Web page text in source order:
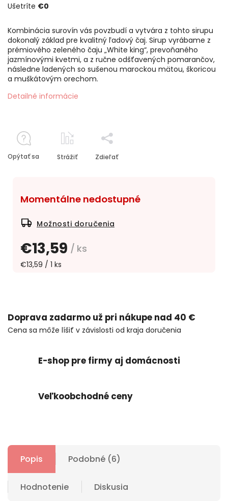
€13,59 / ks
€13,59 / 1 ks
Momentálne nedostupné
Možnosti doručenia
Ušetríte €0
Kombinácia surovín vás povzbudí a vytvára z tohto sirupu
dokonalý základ pre kvalitný ľadový čaj. Sirup vyrábame z
prémiového zeleného čaju „White king“, prevoňaného
jazmínovými kvetmi, a z ručne odšťavených pomarančov,
následne ladených so sušenou marockou mätou, škoricou
a muškátovým orechom.
Detailné informácie
Opýtať sa Strážiť Zdieľať
Doprava zadarmo už pri nákupe nad 40 €
Cena sa môže líšiť v závislosti od kraja doručenia
E-shop pre firmy aj domácnosti
Veľkoobchodné ceny
Popis Podobné (6)
Hodnotenie Diskusia